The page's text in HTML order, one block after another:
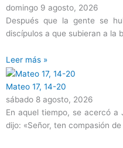
domingo 9 agosto, 2026
Después que la gente se
discípulos a que subieran a la
Leer más »
Mateo 17, 14-20
sábado 8 agosto, 2026
En aquel tiempo, se acercó a
dijo: «Señor, ten compasión